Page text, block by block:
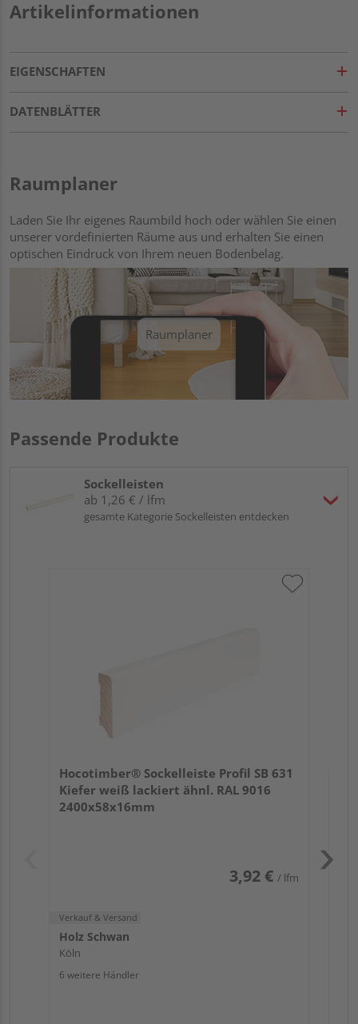
Artikelinformationen
EIGENSCHAFTEN
DATENBLÄTTER
Raumplaner
Laden Sie Ihr eigenes Raumbild hoch oder wählen Sie einen
unserer vordefinierten Räume aus und erhalten Sie einen
optischen Eindruck von Ihrem neuen Bodenbelag.
Raumplaner
Passende Produkte
Sockelleisten
ab 1,26 € / lfm
gesamte Kategorie Sockelleisten entdecken
Hocotimber® Sockelleiste Profil SB 631
Kiefer weiß lackiert ähnl. RAL 9016
2400x58x16mm
3,92 € / lfm
Verkauf & Versand
Holz Schwan
Köln
6 weitere Händler